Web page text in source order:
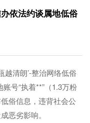
依法约谈属地低俗
越清朗’-整治网络低俗
号“执着**”（1.3万粉
俗信息，违背社会公
恶劣影响。